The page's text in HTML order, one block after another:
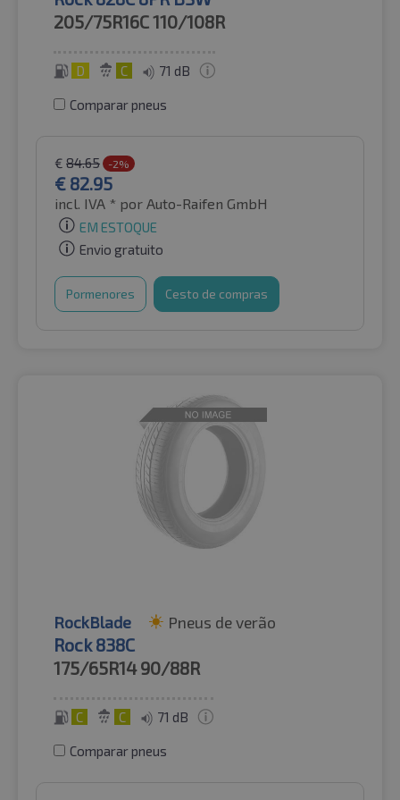
205/75R16C110/108R
D C 71 dB
Comparar pneus
€ 84.65 -2%
€ 82.95
incl. IVA * por Auto-Raifen GmbH
EM ESTOQUE
Envio gratuito
Pormenores Cesto de compras
RockBlade Pneus de verão
Rock 838C
175/65R14 90/88R
C C 71 dB
Comparar pneus